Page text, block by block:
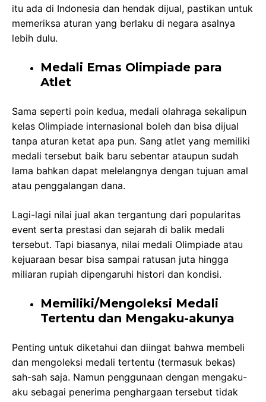
itu ada di Indonesia dan hendak dijual, pastikan untuk
memeriksa aturan yang berlaku di negara asalnya
lebih dulu.
Medali Emas Olimpiade para
Atlet
Sama seperti poin kedua, medali olahraga sekalipun
kelas Olimpiade internasional boleh dan bisa dijual
tanpa aturan ketat apa pun. Sang atlet yang memiliki
medali tersebut baik baru sebentar ataupun sudah
lama bahkan dapat melelangnya dengan tujuan amal
atau penggalangan dana.
Lagi-lagi nilai jual akan tergantung dari popularitas
event serta prestasi dan sejarah di balik medali
tersebut. Tapi biasanya, nilai medali Olimpiade atau
kejuaraan besar bisa sampai ratusan juta hingga
miliaran rupiah dipengaruhi histori dan kondisi.
Memiliki/Mengoleksi Medali
Tertentu dan Mengaku-akunya
Penting untuk diketahui dan diingat bahwa membeli
dan mengoleksi medali tertentu (termasuk bekas)
sah-sah saja. Namun penggunaan dengan mengaku-
aku sebagai penerima penghargaan tersebut tidak